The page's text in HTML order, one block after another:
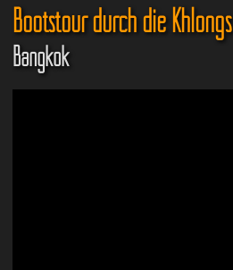
Bootstour durch die Khlongs
Bangkok